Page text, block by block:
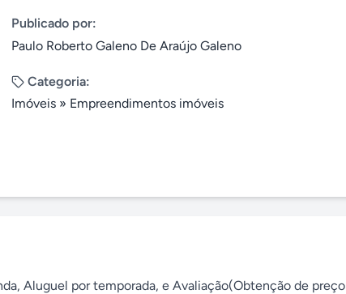
Publicado por:
Paulo Roberto Galeno De Araújo Galeno
Categoria:
Imóveis » Empreendimentos imóveis
Aluguel por temporada, e Avaliação(Obtenção de preço